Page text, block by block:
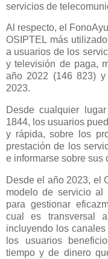
servicios de
Al respecto, el
OSIPTEL más
a usuarios de los
y televisión de paga,
año 2022 (146 823)
2023.
Desde cualquier
1844, los usuarios
y rápida, sobre los
prestación de los
e informarse sobre sus
Desde el año 2023, el
modelo de servicio al
para gestionar
cual es transversal
incluyendo los
los usuarios
tiempo y de dinero